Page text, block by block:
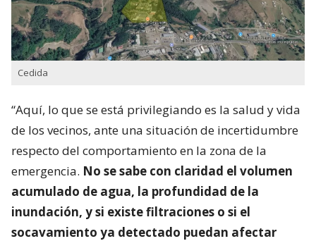
Cedida
“Aquí, lo que se está privilegiando es la salud y vida
de los vecinos, ante una situación de incertidumbre
respecto del comportamiento en la zona de la
emergencia. No se sabe con claridad el volumen
acumulado de agua, la profundidad de la
inundación, y si existe filtraciones o si el
socavamiento ya detectado puedan afectar